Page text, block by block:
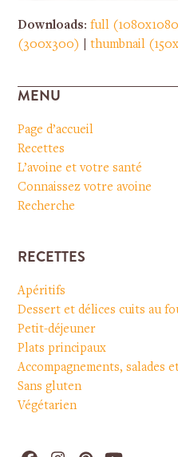
Downloads:full
(300x300)
|thumbnail
MENU
Page d’accueil
Recettes
L’avoine et votre santé
Connaissez votre avoine
Recherche
RECETTES
Apéritifs
Dessert et délices cuits au
Petit-déjeuner
Plats principaux
Accompagnements, salades
Sans gluten
Végétarien